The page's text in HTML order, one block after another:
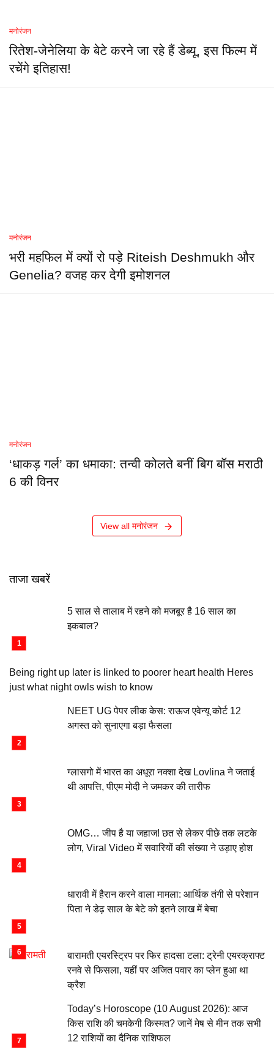
मनोरंजन
रितेश-जेनेलिया के बेटे करने जा रहे हैं डेब्यू, इस फिल्म में
रचेंगे इतिहास!
मनोरंजन
भरी महफिल में क्यों रो पड़े Riteish Deshmukh और
Genelia? वजह कर देगी इमोशनल
मनोरंजन
‘धाकड़ गर्ल’ का धमाका: तन्वी कोलते बनीं बिग बॉस मराठी
6 की विनर
View all मनोरंजन
ताजा खबरें
5 साल से तालाब में रहने को मजबूर है 16 साल का
इकबाल?
Being right up later is linked to poorer heart health Heres
just what night owls wish to know
NEET UG पेपर लीक केस: राऊज एवेन्यू कोर्ट 12
अगस्त को सुनाएगा बड़ा फैसला
ग्लासगो में भारत का अधूरा नक्शा देख Lovlina ने जताई
थी आपत्ति, पीएम मोदी ने जमकर की तारीफ
OMG… जीप है या जहाज! छत से लेकर पीछे तक लटके
लोग, Viral Video में सवारियों की संख्या ने उड़ाए होश
धारावी में हैरान करने वाला मामला: आर्थिक तंगी से परेशान
पिता ने डेढ़ साल के बेटे को इतने लाख में बेचा
बारामती एयरस्ट्रिप पर फिर हादसा टला: ट्रेनी एयरक्राफ्ट
रनवे से फिसला, यहीं पर अजित पवार का प्लेन हुआ था
क्रैश
Today’s Horoscope (10 August 2026): आज
किस राशि की चमकेगी किस्मत? जानें मेष से मीन तक सभी
12 राशियों का दैनिक राशिफल